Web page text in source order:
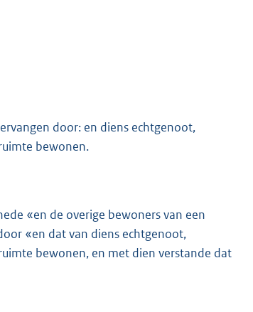
door: en diens echtgenoot,
bewonen.
«en de overige bewoners van een
«en dat van diens echtgenoot,
bewonen, en met dien verstande dat